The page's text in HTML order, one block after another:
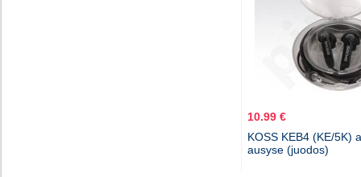
10.99 €
KOSS KEB4 (KE/5K)
ausyse (juodos)